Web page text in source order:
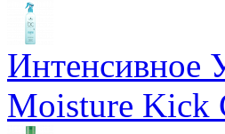
Интенсивное
Moisture Kick